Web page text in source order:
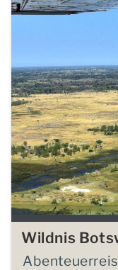
Wildnis